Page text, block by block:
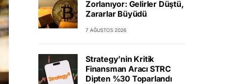
Zorlanıyor: Gelirler Düştü,
Zararlar Büyüdü
7 AĞUSTOS 2026
Strategy’nin Kritik
Finansman Aracı STRC
Dipten %30 Toparlandı